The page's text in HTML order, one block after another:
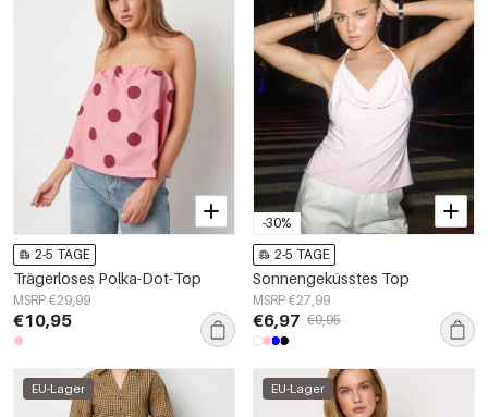
2-5 TAGE
Trägerloses Polka-Dot-Top
MSRP €29,99
€10,95
-30%
2-5 TAGE
Sonnengeküsstes Top
MSRP €27,99
€6,97 €9,95
EU-Lager EU-Lager